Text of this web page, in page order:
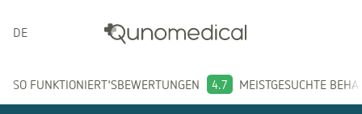
DEUTSCH
SO FUNKTIONIERT'SBEWERTUNGEN 4.7 MEISTGESUCHTE